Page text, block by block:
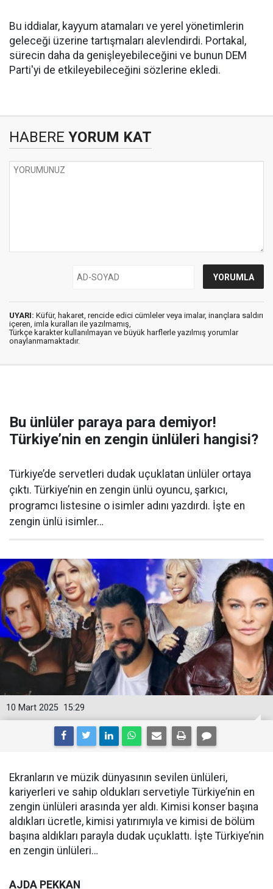
Bu iddialar, kayyum atamaları ve yerel yönetimlerin
geleceği üzerine tartışmaları alevlendirdi. Portakal,
sürecin daha da genişleyebileceğini ve bunun DEM
Parti'yi de etkileyebileceğini sözlerine ekledi.
HABERE YORUM KAT
UYARI: Küfür, hakaret, rencide edici cümleler veya imalar, inançlara saldırı
içeren, imla kuralları ile yazılmamış,
Türkçe karakter kullanılmayan ve büyük harflerle yazılmış yorumlar
onaylanmamaktadır.
Bu ünlüler paraya para demiyor!
Türkiye’nin en zengin ünlüleri hangisi?
Türkiye’de servetleri dudak uçuklatan ünlüler ortaya
çıktı. Türkiye’nin en zengin ünlü oyuncu, şarkıcı,
programcı listesine o isimler adını yazdırdı. İşte en
zengin ünlü isimler…
15:29
10 Mart 2025
Ekranların ve müzik dünyasının sevilen ünlüleri,
kariyerleri ve sahip oldukları servetiyle Türkiye’nin en
zengin ünlüleri arasında yer aldı. Kimisi konser başına
aldıkları ücretle, kimisi yatırımıyla ve kimisi de bölüm
başına aldıkları parayla dudak uçuklattı. İşte Türkiye’nin
en zengin ünlüleri…
AJDA PEKKAN